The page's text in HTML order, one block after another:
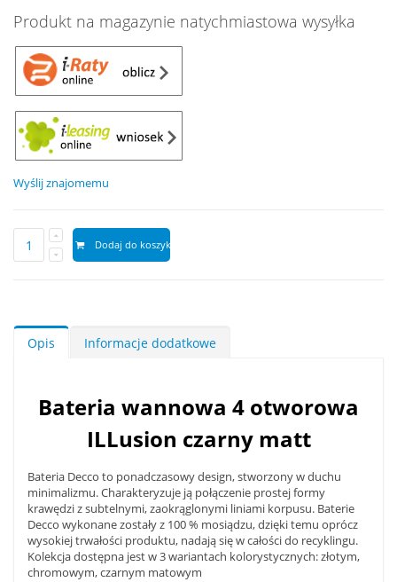
Produkt na magazynie natychmiastowa wysyłka
Wyślij znajomemu
Dodaj do koszyka
Opis Informacje dodatkowe
Bateria wannowa 4 otworowa
ILLusion czarny matt
Bateria Decco to ponadczasowy design, stworzony w duchu
minimalizmu. Charakteryzuje ją połączenie prostej formy
krawędzi z subtelnymi, zaokrąglonymi liniami korpusu. Baterie
Decco wykonane zostały z 100 % mosiądzu, dzięki temu oprócz
wysokiej trwałości produktu, nadają się w całości do recyklingu.
Kolekcja dostępna jest w 3 wariantach kolorystycznych: złotym,
chromowym, czarnym matowym